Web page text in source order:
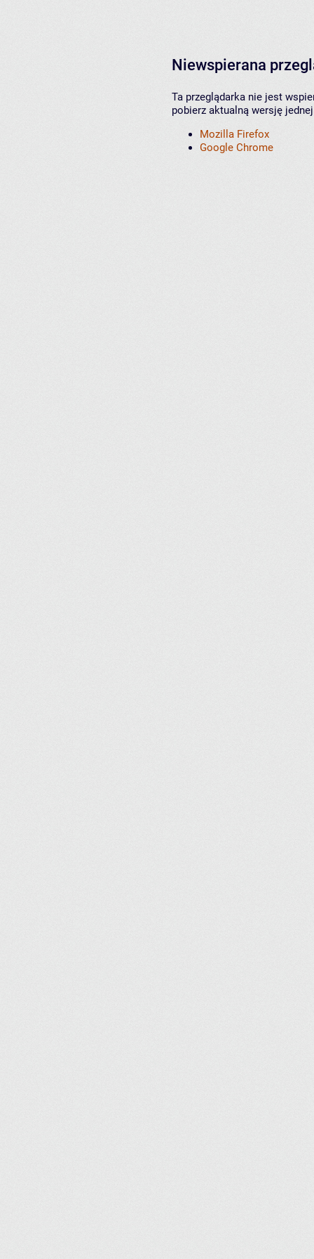
Niewspierana
Ta przeglądarka nie jest
pobierz aktualną wersję
Mozilla Firefox
Google Chrome